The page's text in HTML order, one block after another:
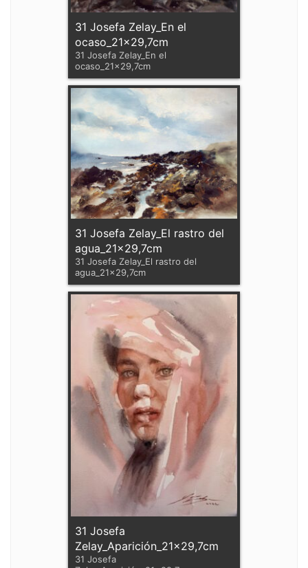
31 Josefa Zelay_En el
ocaso_21x29,7cm
31 Josefa Zelay_En el
ocaso_21x29,7cm
31 Josefa Zelay_El rastro del
agua_21x29,7cm
31 Josefa Zelay_El rastro del
agua_21x29,7cm
31 Josefa
Zelay_Aparición_21x29,7cm
31 Josefa